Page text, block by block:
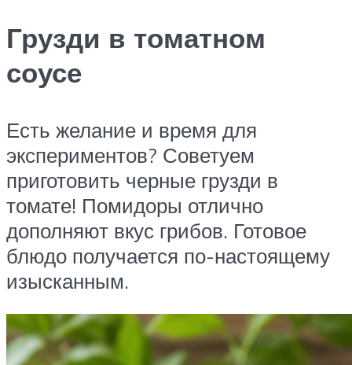
Грузди в томатном
соусе
Есть желание и время для
экспериментов? Советуем
приготовить черные грузди в
томате! Помидоры отлично
дополняют вкус грибов. Готовое
блюдо получается по-настоящему
изысканным.